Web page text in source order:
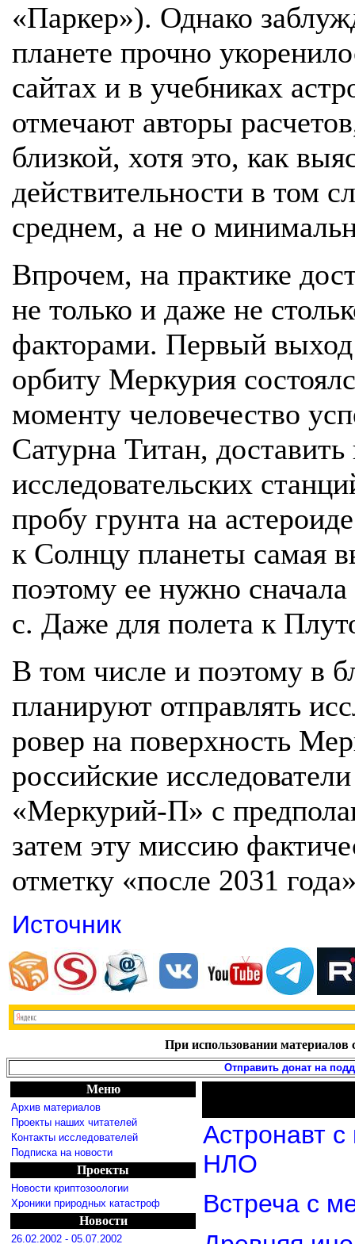
«Паркер»). Однако
планете прочно
сайтах и в учебниках
отмечают авторы
близкой, хотя это, как
действительности в том
среднем, а не о
Впрочем, на практике
не только и даже не
факторами. Первый выход
орбиту Меркурия
моменту человечество
Сатурна Титан,
исследовательских
пробу грунта на
к Солнцу планеты самая
поэтому ее нужно
с. Даже для полета к
В том числе и поэтому в
планируют отправлять
ровер на поверхность
российские
«Меркурий-П» с
затем эту миссию
отметку «после 2031
Источник
При использовании материалов
Отправить донат на
Меню
Архив материалов
Проекты наших читателей
Контакты исследователей
Подписка на новости
Проекты
Новости криптозоологии
Хроники природных катастроф
Новости
26.02.2002 - 05.07.2002
Астронавт
НЛО
Встреча с